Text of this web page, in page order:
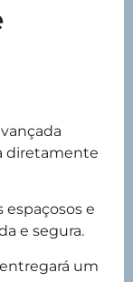
diretamente
espaçosos e
e segura.
um